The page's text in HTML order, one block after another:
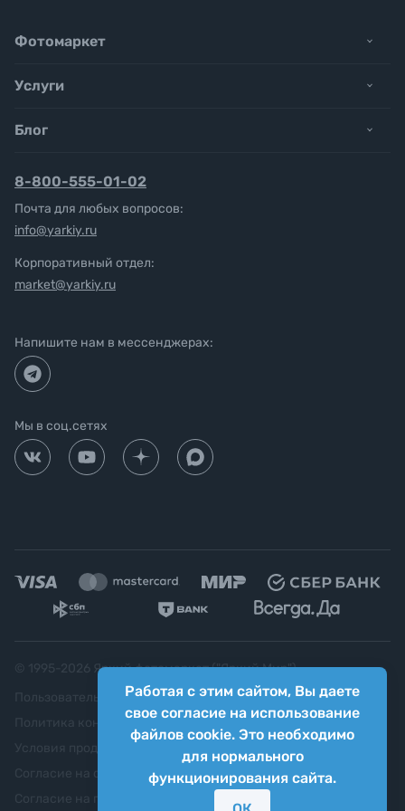
Работая с этим сайтом, Вы даете
свое согласие на использование
файлов cookie. Это необходимо
для нормального
функционирования сайта.
Фотомаркет
Услуги
Блог
8-800-555-01-02
Почта для любых вопросов:
info@yarkiy.ru
Корпоративный отдел:
market@yarkiy.ru
Напишите нам в мессенджерах:
Мы в соц.сетях
Яркий фотомаркет ("Яркий Мир")
Пользовательское соглашение
Политика конфиденциальности
Согласие на обработку персональных данных